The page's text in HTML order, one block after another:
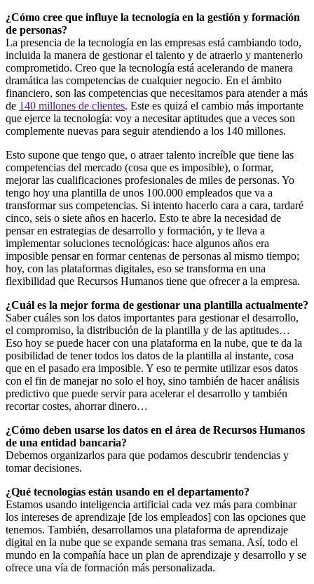
¿Cómo cree que influye la tecnología en la gestión y formación
de personas?
La presencia de la tecnología en las empresas está cambiando todo,
incluida la manera de gestionar el talento y de atraerlo y mantenerlo
comprometido. Creo que la tecnología está acelerando de manera
dramática las competencias de cualquier negocio. En el ámbito
financiero, son las competencias que necesitamos para atender a más
de 140 millones de clientes. Este es quizá el cambio más importante
que ejerce la tecnología: voy a necesitar aptitudes que a veces son
complemente nuevas para seguir atendiendo a los 140 millones.
Esto supone que tengo que, o atraer talento increíble que tiene las
competencias del mercado (cosa que es imposible), o formar,
mejorar las cualificaciones profesionales de miles de personas. Yo
tengo hoy una plantilla de unos 100.000 empleados que va a
transformar sus competencias. Si intento hacerlo cara a cara, tardaré
cinco, seis o siete años en hacerlo. Esto te abre la necesidad de
pensar en estrategias de desarrollo y formación, y te lleva a
implementar soluciones tecnológicas: hace algunos años era
imposible pensar en formar centenas de personas al mismo tiempo;
hoy, con las plataformas digitales, eso se transforma en una
flexibilidad que Recursos Humanos tiene que ofrecer a la empresa.
¿Cuál es la mejor forma de gestionar una plantilla actualmente?
Saber cuáles son los datos importantes para gestionar el desarrollo,
el compromiso, la distribución de la plantilla y de las aptitudes…
Eso hoy se puede hacer con una plataforma en la nube, que te da la
posibilidad de tener todos los datos de la plantilla al instante, cosa
que en el pasado era imposible. Y eso te permite utilizar esos datos
con el fin de manejar no solo el hoy, sino también de hacer análisis
predictivo que puede servir para acelerar el desarrollo y también
recortar costes, ahorrar dinero…
¿Cómo deben usarse los datos en el área de Recursos Humanos
de una entidad bancaria?
Debemos organizarlos para que podamos descubrir tendencias y
tomar decisiones.
¿Qué tecnologías están usando en el departamento?
Estamos usando inteligencia artificial cada vez más para combinar
los intereses de aprendizaje [de los empleados] con las opciones que
tenemos. También, desarrollamos una plataforma de aprendizaje
digital en la nube que se expande semana tras semana. Así, todo el
mundo en la compañía hace un plan de aprendizaje y desarrollo y se
ofrece una vía de formación más personalizada.